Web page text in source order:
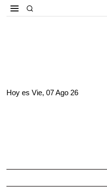
Hoy esVie, 07 Ago 26